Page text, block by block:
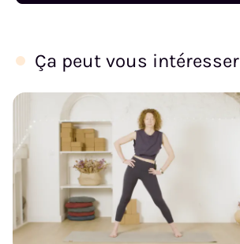
Ça peut vous intéresser